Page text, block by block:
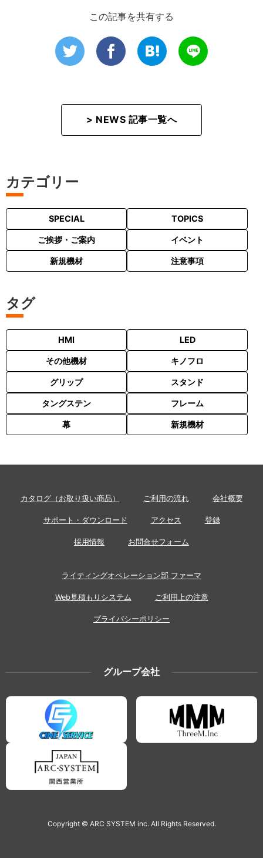
この記事を共有する
> NEWS 記事一覧へ
カテゴリー
SPECIAL TOPICS
ご挨拶・ご案内 イベント
新規機材 注意事項
タグ
HMI LED
その他機材 キノフロ
グリップ スタンド
タングステン フレーム
幕 新規機材
カタログ（お取り扱い商品） ご利用の流れ 会社概要
サポート・ダウンロード アクセス 登録
採用情報 お問合せフォーム
ライティングオペレーション部 ファーマ
Web見積もりシステム ご利用上の注意
プライバシーポリシー
グループ会社
Copyright © ARC SYSTEM inc. All Rights Reserved.